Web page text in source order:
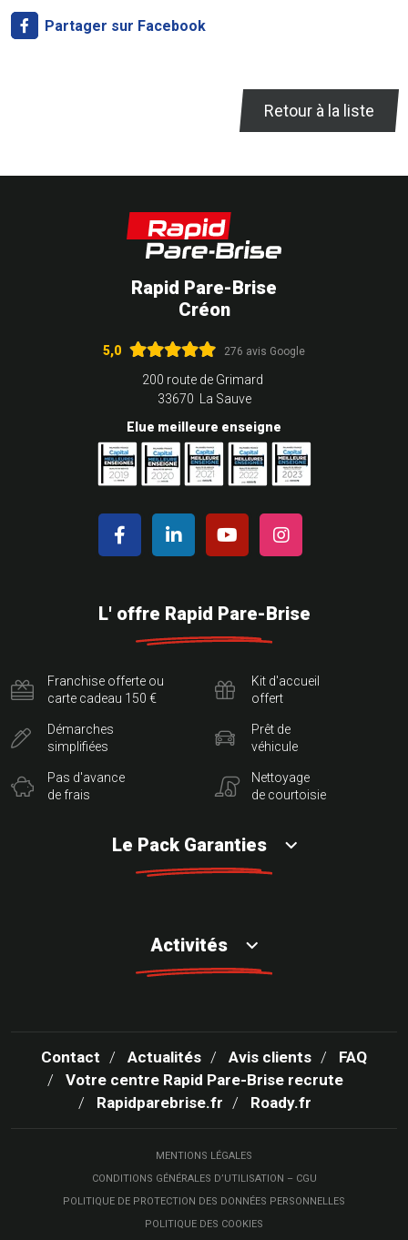
Partager sur Facebook
Retour à la liste
Rapid Pare-Brise
Créon
5,0 276 avis Google
200 route de Grimard
33670 La Sauve
Elue meilleure enseigne
L' offre Rapid Pare-Brise
Franchise offerte ou
carte cadeau 150 €
Démarches
simplifiées
Pas d'avance
de frais
Kit d'accueil
offert
Prêt de
véhicule
Nettoyage
de courtoisie
Le Pack Garanties
Activités
Contact Actualités Avis clients
FAQ
Votre centre Rapid Pare-Brise recrute
Rapidparebrise.fr
Roady.fr
MENTIONS LÉGALES
CONDITIONS GÉNÉRALES D’UTILISATION – CGU
POLITIQUE DE PROTECTION DES DONNÉES PERSONNELLES
POLITIQUE DES COOKIES